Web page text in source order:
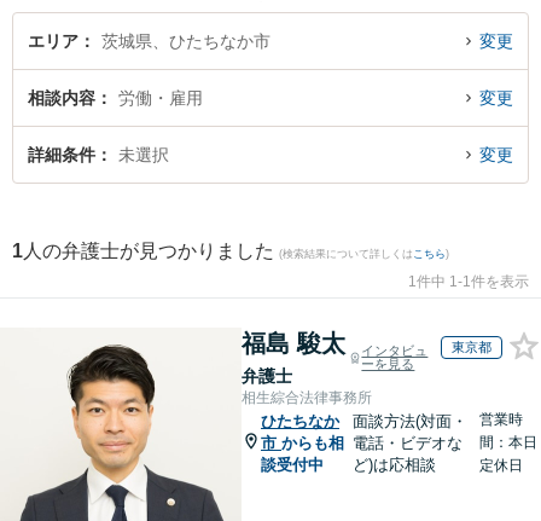
岡総合法律事務所の片岡 優弁護士のプロフィール情報や弁護士費用、強みなど
が注目されています。『ひたちなか市で土日や夜間に発生した労働・雇用のト
ラブルを今すぐに弁護士に相談したい』『労働・雇用のトラブル解決の実績豊
るひたちなか市内の弁護士に相談予約したい』などでお困りの相談者さんにお
すすめです。
エリア 茨城県、ひたちなか市 変更
相談内容 労働・雇用 変更
詳細条件 未選択 変更
1 人の弁護士が見つかりました (検索結果について詳しくは こちら)
1件中 1-1件を表示
福島 駿太
弁護士
インタビュ
ーを見る
東京都
相生綜合法律事務所
ひたちなか
市 からも相
談受付中
面談方法(対面・
電話・ビデオな
ど)は応相談
営業時
間：本日
定休日